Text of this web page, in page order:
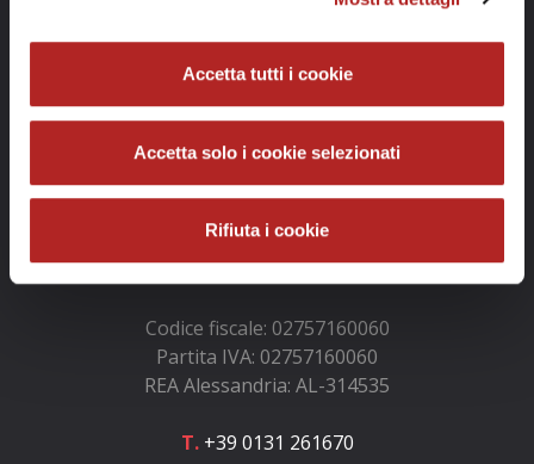
Accetta tutti i cookie
Accetta solo i cookie selezionati
Rifiuta i cookie
Info e contatti
GOLOSARIO e GOLOSARIA S.r.l.
Codice fiscale: 02757160060
Partita IVA: 02757160060
REA Alessandria: AL-314535
T.+39 0131 261670